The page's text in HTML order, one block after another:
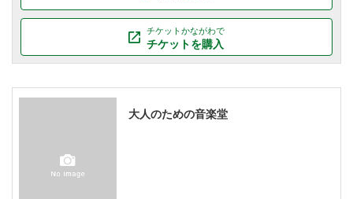
チケットかながわで
チケットを購入
大人のための音楽堂